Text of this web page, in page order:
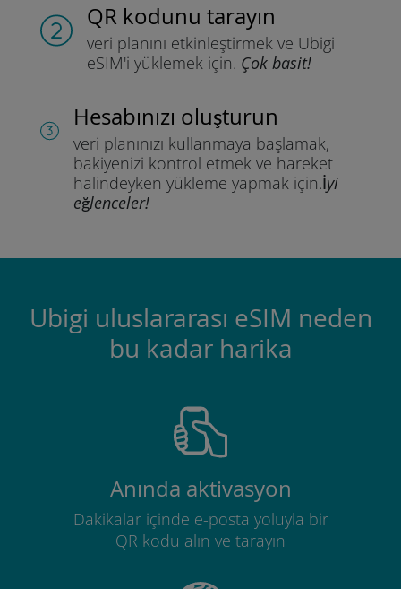
QR kodunu tarayın
veri planını etkinleştirmek ve Ubigi
eSIM'i yüklemek için. Çok basit!
Hesabınızı oluşturun
veri planınızı kullanmaya başlamak,
bakiyenizi kontrol etmek ve hareket
halindeyken yükleme yapmak için.İyi
eğlenceler!
Ubigi uluslararası eSIM neden
bu kadar harika
Anında aktivasyon
Dakikalar içinde e-posta yoluyla bir
QR kodu alın ve tarayın